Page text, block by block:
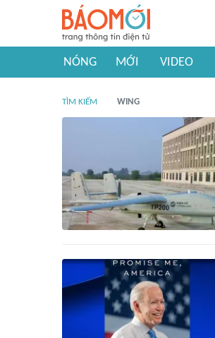
NÓNG MỚI VIDEO
TÌM KIẾM WING